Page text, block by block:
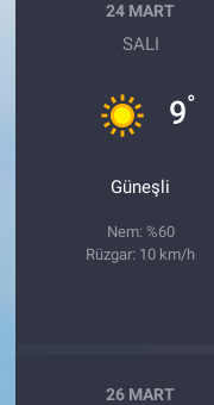
24 MART
SALI
9°
Güneşli
Nem: %60
Rüzgar: 10 km/h
26 MART